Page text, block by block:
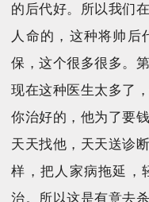
的后代好。所以我们
人命的，这种将帅后
保，这个很多很多。
现在这种医生太多了
你治好的，他为了要
天天找他，天天送诊
样，把人家病拖延，
治。所以这是有意去